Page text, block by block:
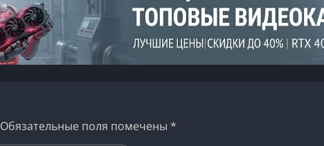
Обязательные поля помечены *